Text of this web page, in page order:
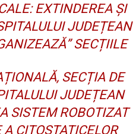
EXTINDEREA ȘI
JUDEȚEAN
SECȚIILE
SECȚIA DE
JUDEȚEAN
SISTEM ROBOTIZAT
A CITOSTATICELOR